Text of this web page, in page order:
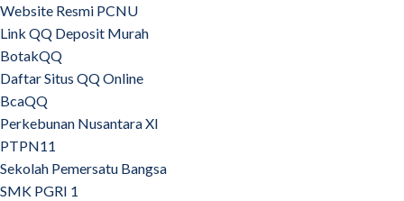
Website Resmi PCNU
Link QQ Deposit Murah
BotakQQ
Daftar Situs QQ Online
BcaQQ
Perkebunan Nusantara XI
PTPN11
Sekolah Pemersatu Bangsa
SMK PGRI 1